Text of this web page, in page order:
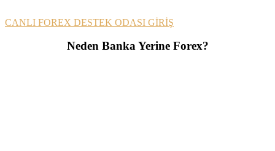
CANLI FOREX DESTEK ODASI GİRİŞ
Neden Banka Yerine Forex?